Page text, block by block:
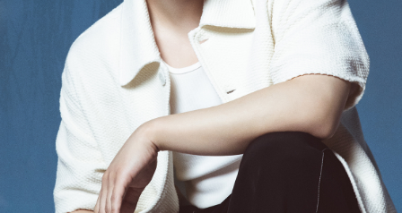
- 상품 수령 후 7일 이내 교환 반품 신청하지 않은 경우
- 고객님의 부주의로 상품의 변형, 훼손, 착용한 경우
- 박스가 없거나 상품의 포장이 없을 경우
A/S 및 품질 보증
- (주)파스토조의 제품 품질 보증 기간은 구입일로부터 1년입니다.
- 보증 기간이라 함은 “제조사 과실(봉제, 원단, 부자재)”로 발생된 불량일 경우 제조회사에 보상
(무료 수선, 교환, 환불)을 신청할 수 있는 기간입니다.
- 품질 보증기간 경과 후에는 공정거래위원회에서 고시한 피해 보상기준에 준하여 보상합니다.
- 단, 불량 판정 과정에서 의견 차이가 발생될 수 있으며, 이 경우 고객상담팀으로 요청 주시면, 한
국소비자연맹의 심의 후 심의 결과를 알려드립니다.
A/S 절차 안내